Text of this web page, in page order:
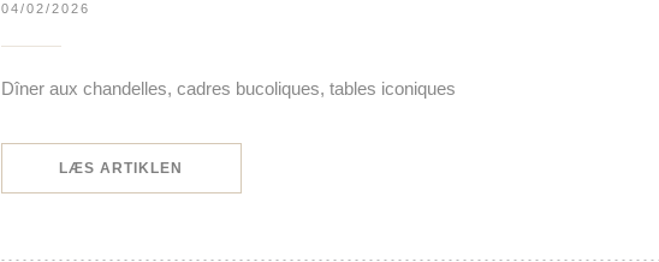
04/02/2026
Dîner aux chandelles, cadres bucoliques, tables iconiques
LÆS ARTIKLEN